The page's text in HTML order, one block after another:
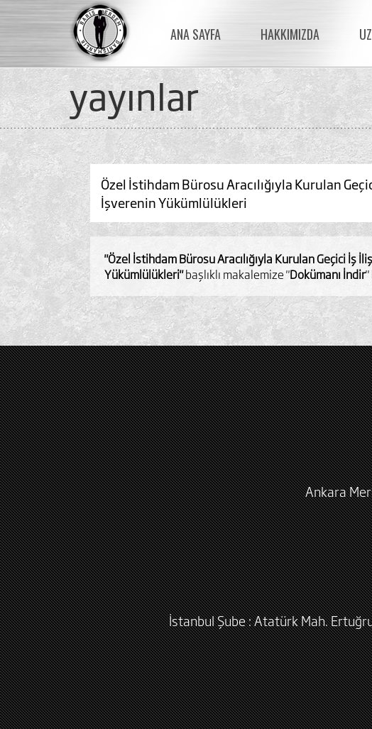
ANA SAYFA HAKKIMIZDA
yayinlar
Özel İstihdam Bürosu Aracılığıyla Kurulan
İşverenin Yükümlülükleri
"Özel İstihdam Bürosu Aracılığıyla Kurulan Geçici İş
Yükümlülükleri"başlıklı makalemize "Dokümanı İndir
Ankara
İstanbul Şube : Atatürk Mah.